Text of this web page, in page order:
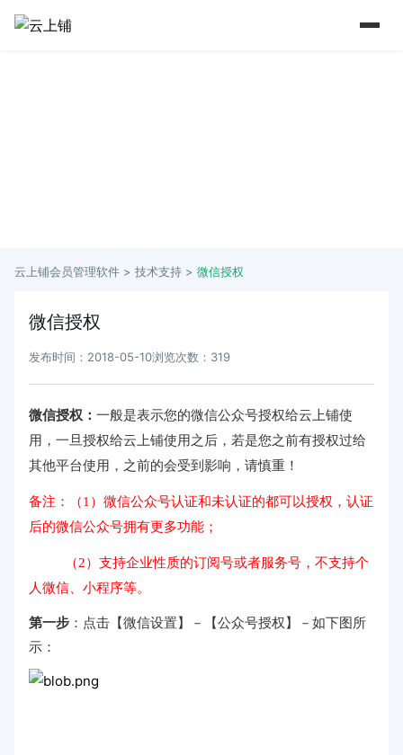
云上铺会员管理软件 > 技术支持 > 微信授权
微信授权
发布时间：2018-05-10浏览次数：319
微信授权： 一般是表示您的微信公众号授权给云上铺使
用，一旦授权给云上铺使用之后，若是您之前有授权过给
其他平台使用，之前的会受到影响，请慎重！
备注：（1）微信公众号认证和未认证的都可以授权，认证
后的微信公众号拥有更多功能；
（2）支持企业性质的订阅号或者服务号，不支持个
人微信、小程序等。
第一步 ： 点击【微信设置】－【公众号授权】－如下图所
示：